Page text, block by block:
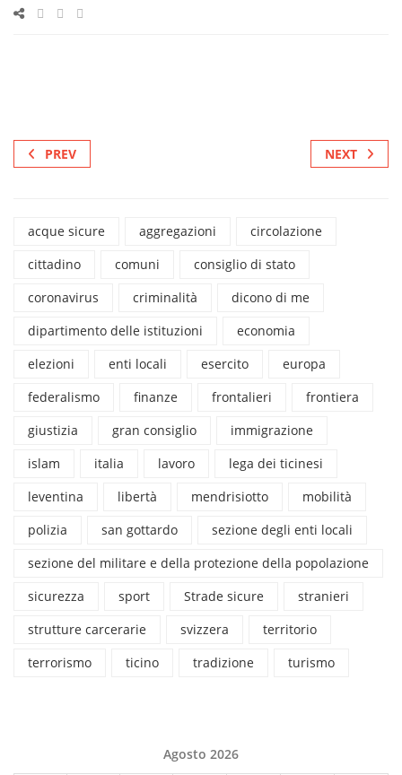
PREV NEXT
acque sicure aggregazioni
circolazione
cittadino
comuni
consiglio di stato
coronavirus
criminalità
dicono di me
dipartimento delle istituzioni
economia
elezioni
enti locali esercito
europa
federalismo
finanze frontalieri
frontiera
giustizia
gran consiglio
immigrazione
islam
italia lavoro
lega dei ticinesi
leventina
libertà mendrisiotto
mobilità
polizia
san gottardo
sezione degli enti locali
sezione del militare e della protezione della popolazione
sicurezza
sport Strade sicure
stranieri
strutture carcerarie
svizzera
territorio
terrorismo
ticino tradizione turismo
Agosto 2026